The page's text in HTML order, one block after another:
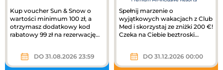
Kup voucher Sun & Snow o
wartości minimum 100 zł, a
otrzymasz dodatkowy kod
rabatowy 99 zł na rezerwację
DO 31.08.2026 23:59
Spełnij marzenie o
wyjątkowych wakacjach z Club
Med i skorzystaj ze zniżki 200 €!
Czeka na Ciebie beztroski
DO 31.12.2026 00:00